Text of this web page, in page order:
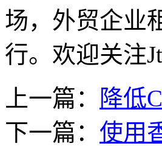
场，外贸企业
行。欢迎关注
上一篇：
降低
下一篇： 使用